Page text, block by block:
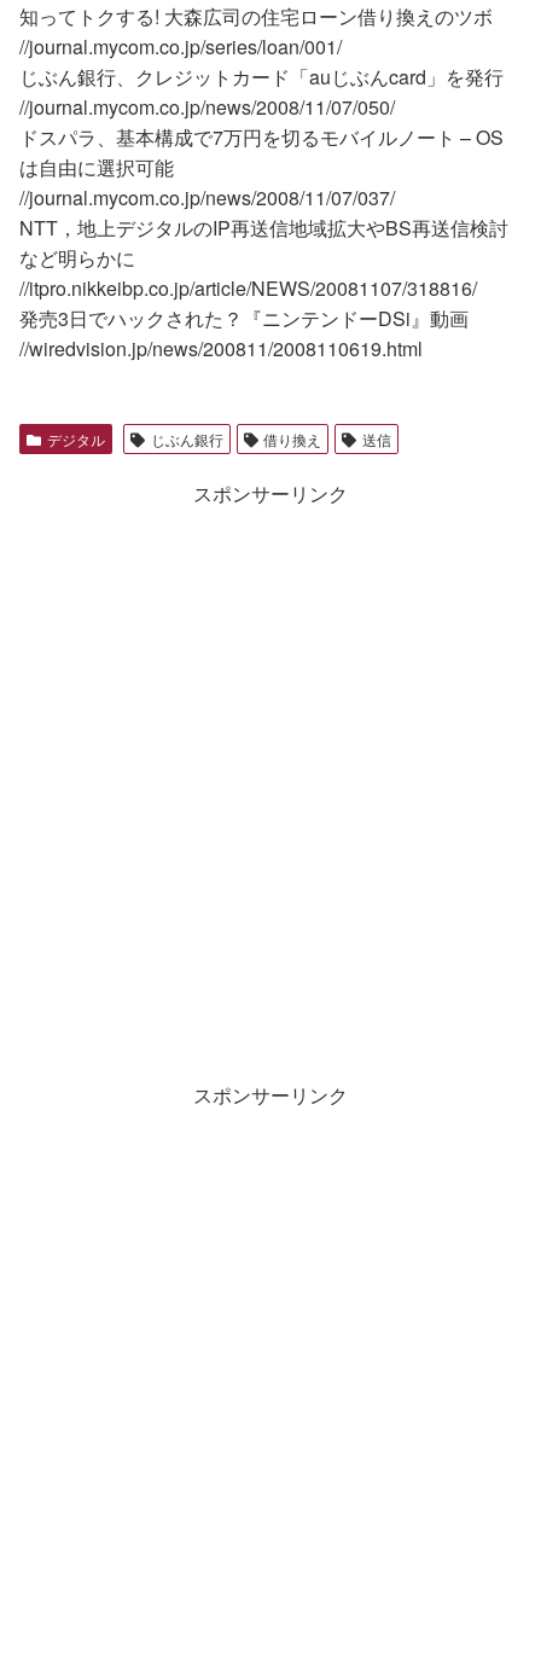
知ってトクする! 大森広司の住宅ローン借り換えのツボ
//journal.mycom.co.jp/series/loan/001/
じぶん銀行、クレジットカード「auじぶんcard」を発行
//journal.mycom.co.jp/news/2008/11/07/050/
ドスパラ、基本構成で7万円を切るモバイルノート – OS
は自由に選択可能
//journal.mycom.co.jp/news/2008/11/07/037/
NTT，地上デジタルのIP再送信地域拡大やBS再送信検討
など明らかに
//itpro.nikkeibp.co.jp/article/NEWS/20081107/318816/
発売3日でハックされた？『ニンテンドーDSi』動画
//wiredvision.jp/news/200811/2008110619.html
デジタル じぶん銀行 借り換え 送信
スポンサーリンク
スポンサーリンク